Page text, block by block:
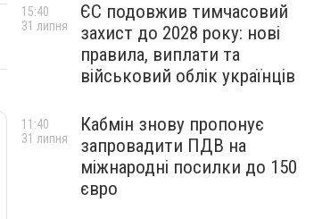
ЄС подовжив тимчасовий
захист до 2028 року: нові
правила, виплати та
військовий облік українців
15:40
31 липня
Кабмін знову пропонує
запровадити ПДВ на
міжнародні посилки до 150
євро
11:40
31 липня